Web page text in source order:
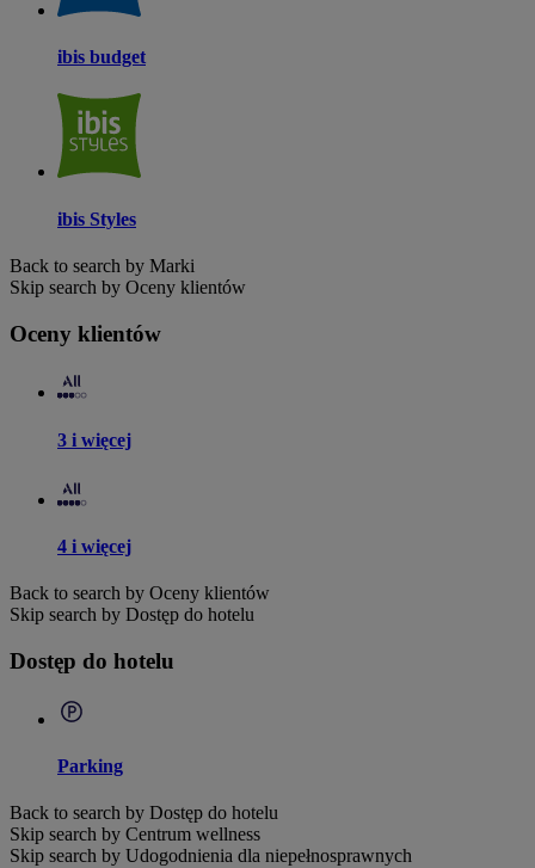
ibis budget
ibis Styles
Back to search by Marki
Skip search by Oceny klientów
Oceny klientów
3 i więcej
4 i więcej
Back to search by Oceny klientów
Skip search by Dostęp do hotelu
Dostęp do hotelu
Parking
Back to search by Dostęp do hotelu
Skip search by Centrum wellness
Skip search by Udogodnienia dla niepełnosprawnych